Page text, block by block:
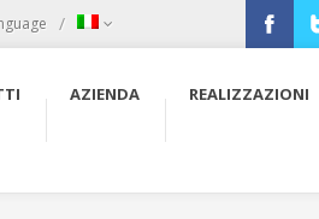
/
AZIENDA REALIZZAZIONI